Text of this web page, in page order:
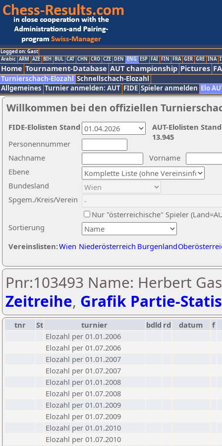
Logged on: Gast
Arabic ARM AZE BIH BUL CAT CHN CRO CZE DEN ENG ESP FAI FIN FRA GER GRE INA
Home Tournament-Database AUT championship Pictures
Turnierschach-Elozahl Schnellschach-Elozahl
Allgemeines Turnier anmelden: AUT FIDE Spieler anmelden Elo
Willkommen bei den offiziellen
Nachname
Vorname
Ebene
Sortierung
Personennummer
Bundesland
Spgem./Kreis/Verein
Nur "österreichische" Spieler
Vereinslisten:Wien Niederösterreich Burgenland
AUT-Elolisten
13.945
FIDE-Elolisten Stand
Pnr:103493 Name: Herbert
Zeitreihe, Grafik Partie-
tnr St turnier bdld rd datum
f
Elozahl per 01.01.2006
Elozahl per 01.07.2006
Elozahl per 01.01.2007
Elozahl per 01.07.2007
Elozahl per 01.01.2008
Elozahl per 01.07.2008
Elozahl per 01.01.2009
Elozahl per 01.07.2009
Elozahl per 01.01.2010
Elozahl per 01.07.2010